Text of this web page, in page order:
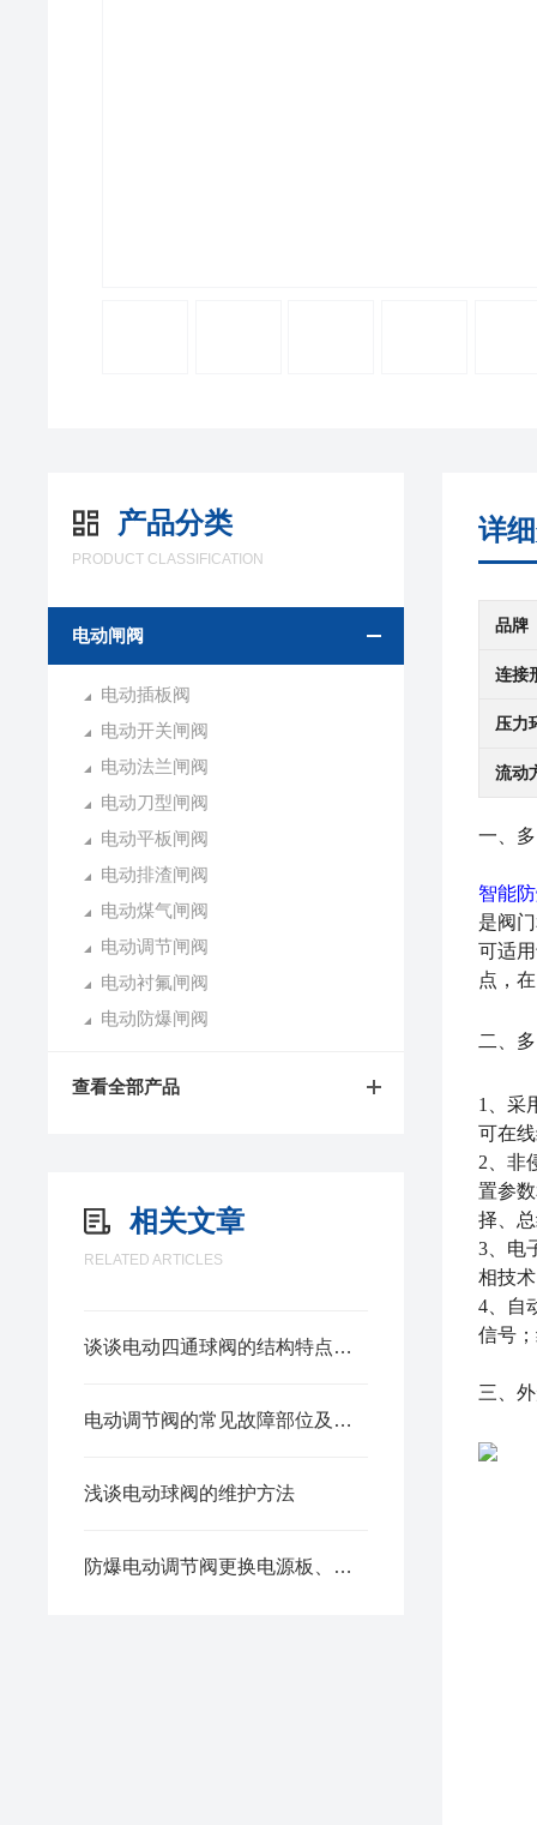
产品分类
PRODUCT CLASSIFICATION
电动闸阀
电动插板阀
电动开关闸阀
电动法兰闸阀
电动刀型闸阀
电动平板闸阀
电动排渣闸阀
电动煤气闸阀
电动调节闸阀
电动衬氟闸阀
电动防爆闸阀
查看全部产品
相关文章
RELATED ARTICLES
谈谈电动四通球阀的结构特点和优点
电动调节阀的常见故障部位及原因分析
浅谈电动球阀的维护方法
防爆电动调节阀更换电源板、主板的正确步骤
详
品牌
连接
压力
流动
一、
智能
是阀
可适
点，
二、
1、采
可在
2、非
置参
择、
3、电
相技
4、自
信号
三、